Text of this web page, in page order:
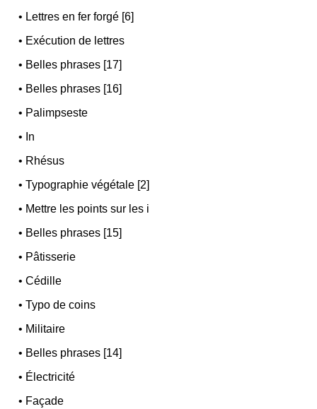
• Lettres en fer forgé [6]
• Exécution de lettres
• Belles phrases [17]
• Belles phrases [16]
• Palimpseste
• In
• Rhésus
•Typographie végétale [2]
• Mettre les points sur les i
• Belles phrases [15]
• Pâtisserie
•Cédille
•Typo de coins
• Militaire
• Belles phrases [14]
• Électricité
• Façade